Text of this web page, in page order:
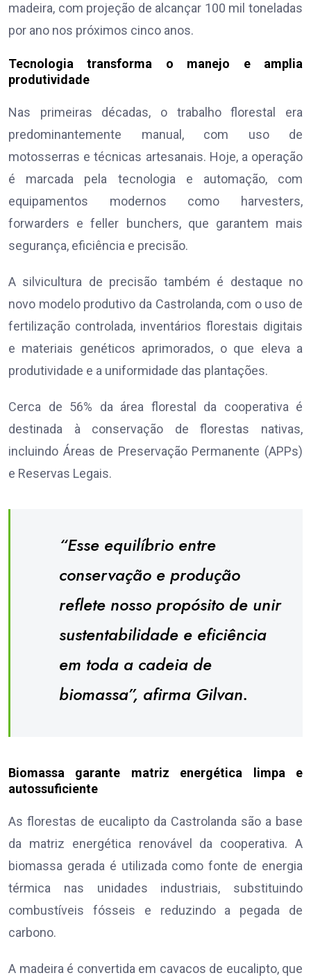
madeira, com projeção de alcançar 100 mil toneladas
por ano nos próximos cinco anos.
Tecnologia transforma o manejo e amplia
produtividade
Nas primeiras décadas, o trabalho florestal era
predominantemente manual, com uso de
motosserras e técnicas artesanais. Hoje, a operação
é marcada pela tecnologia e automação, com
equipamentos modernos como harvesters,
forwarders e feller bunchers, que garantem mais
segurança, eficiência e precisão.
A silvicultura de precisão também é destaque no
novo modelo produtivo da Castrolanda, com o uso de
fertilização controlada, inventários florestais digitais
e materiais genéticos aprimorados, o que eleva a
produtividade e a uniformidade das plantações.
Cerca de 56% da área florestal da cooperativa é
destinada à conservação de florestas nativas,
incluindo Áreas de Preservação Permanente (APPs)
e Reservas Legais.
“Esse equilíbrio entre
conservação e produção
reflete nosso propósito de unir
sustentabilidade e eficiência
em toda a cadeia de
biomassa”, afirma Gilvan.
Biomassa garante matriz energética limpa e
autossuficiente
As florestas de eucalipto da Castrolanda são a base
da matriz energética renovável da cooperativa. A
biomassa gerada é utilizada como fonte de energia
térmica nas unidades industriais, substituindo
combustíveis fósseis e reduzindo a pegada de
carbono.
A madeira é convertida em cavacos de eucalipto, que